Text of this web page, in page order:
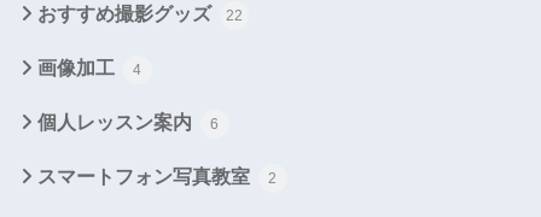
おすすめ撮影グッズ 22
画像加工 4
個人レッスン案内 6
スマートフォン写真教室 2